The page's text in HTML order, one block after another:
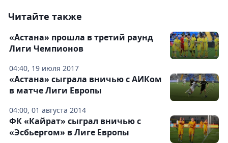
Читайте также
04:40, 19 июля 2017
«Астана» прошла в третий раунд
Лиги Чемпионов
04:00, 01 августа 2014
«Астана» сыграла вничью с АИКом
в матче Лиги Европы
ФК «Кайрат» сыграл вничью с
«Эсбьергом» в Лиге Европы